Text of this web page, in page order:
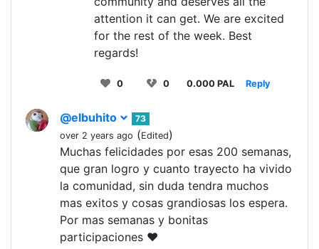
attention it can get. We are excited
for the rest of the week. Best
regards!
0 0 0.000 PAL Reply
@elbuhito
73
over 2 years ago (Edited)
Muchas felicidades por esas 200 semanas,
que gran logro y cuanto trayecto ha vivido
la comunidad, sin duda tendra muchos
mas exitos y cosas grandiosas los espera.
Por mas semanas y bonitas
participaciones ❤️